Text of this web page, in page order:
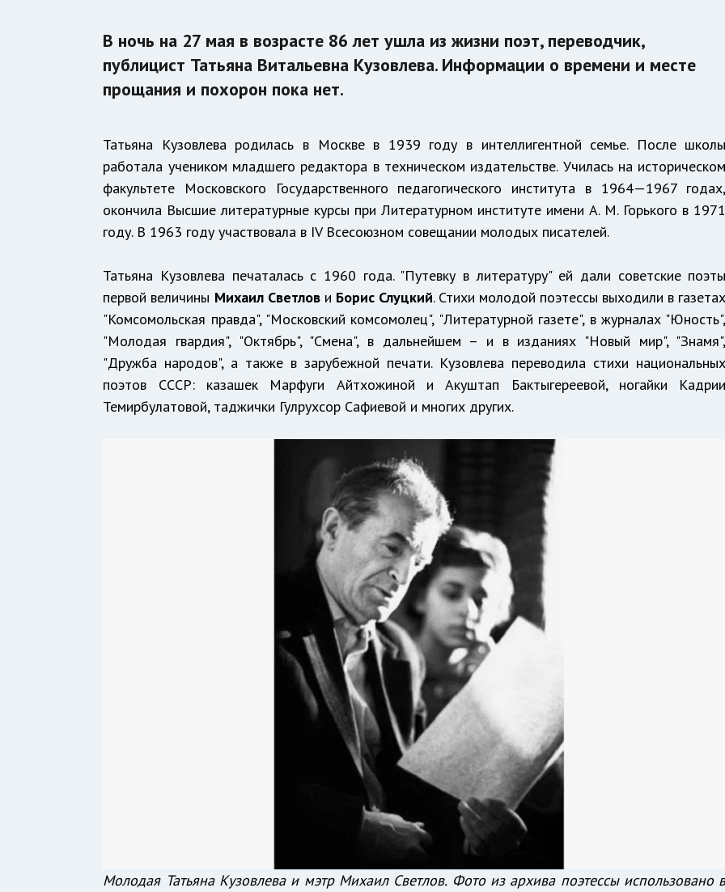
В ночь на 27 мая в возрасте 86 лет ушла из жизни поэт, переводчик,
публицист Татьяна Витальевна Кузовлева. Информации о времени и месте
прощания и похорон пока нет.
Татьяна Кузовлева родилась в Москве в 1939 году в интеллигентной семье. После школы
работала учеником младшего редактора в техническом издательстве. Училась на историческом
факультете Московского Государственного педагогического института в 1964—1967 годах,
окончила Высшие литературные курсы при Литературном институте имени А. М. Горького в 1971
году. В 1963 году участвовала в IV Всесоюзном совещании молодых писателей.
Татьяна Кузовлева печаталась с 1960 года. "Путевку в литературу" ей дали советские поэты
первой величины Михаил Светлови Борис Слуцкий. Стихи молодой поэтессы выходили в газетах
"Комсомольская правда", "Московский комсомолец", "Литературной газете", в журналах "Юность",
"Молодая гвардия", "Октябрь", "Смена", в дальнейшем – и в изданиях "Новый мир", "Знамя",
"Дружба народов", а также в зарубежной печати. Кузовлева переводила стихи национальных
поэтов СССР: казашек Марфуги Айтхожиной и Акуштап Бактыгереевой, ногайки Кадрии
Темирбулатовой, таджички Гулрухсор Сафиевой и многих других.
Молодая Татьяна Кузовлева и мэтр Михаил Светлов. Фото из архива поэтессы использовано